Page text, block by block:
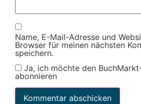
Name, E-Mail-Adresse und
Browser für meinen nächsten
speichern.
Ja, ich möchte den
abonnieren